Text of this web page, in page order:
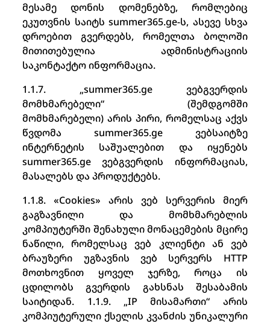
მესამე დონის დომენებზე, რომლებიც
ეკუთვნის საიტს summer365.ge-ს, ასევე სხვა
დროებით გვერდებს, რომელთა ბოლოში
მითითებულია ადმინისტრაციის
საკონტაქტო ინფორმაცია.
1.1.7. „summer365.ge ვებგვერდის
მომხმარებელი“ (შემდგომში
მომხმარებელი) არის პირი, რომელსაც აქვს
წვდომა summer365.ge ვებსაიტზე
ინტერნეტის საშუალებით და იყენებს
summer365.ge ვებგვერდის ინფორმაციას,
მასალებს და პროდუქტებს.
1.1.8. «Cookies» ​​არის ვებ სერვერის მიერ
გაგზავნილი და მომხმარებლის
კომპიუტერში შენახული მონაცემების მცირე
ნაწილი, რომელსაც ვებ კლიენტი ან ვებ
ბრაუზერი უგზავნის ვებ სერვერს HTTP
მოთხოვნით ყოველ ჯერზე, როცა ის
ცდილობს გვერდის გახსნას შესაბამის
საიტიდან. 1.1.9. „IP მისამართი“ არის
კომპიუტერული ქსელის კვანძის უნიკალური